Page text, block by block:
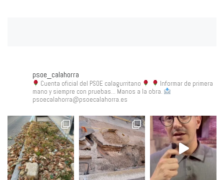
psoe_calahorra
Cuenta oficial del PSOE calagurritano
Informar de primera
mano y siempre con pruebas... Manos a la obra.
psoecalahorra@psoecalahorra.es